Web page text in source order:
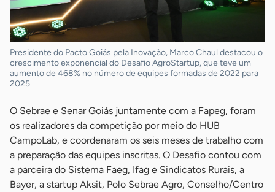
Presidente do Pacto Goiás pela Inovação, Marco Chaul destacou o
crescimento exponencial do Desafio AgroStartup, que teve um
aumento de 468% no número de equipes formadas de 2022 para
2025
O Sebrae e Senar Goiás juntamente com a Fapeg, foram
os realizadores da competição por meio do HUB
CampoLab, e coordenaram os seis meses de trabalho com
a preparação das equipes inscritas. O Desafio contou com
a parceira do Sistema Faeg, Ifag e Sindicatos Rurais, a
Bayer, a startup Aksit, Polo Sebrae Agro, Conselho/Centro